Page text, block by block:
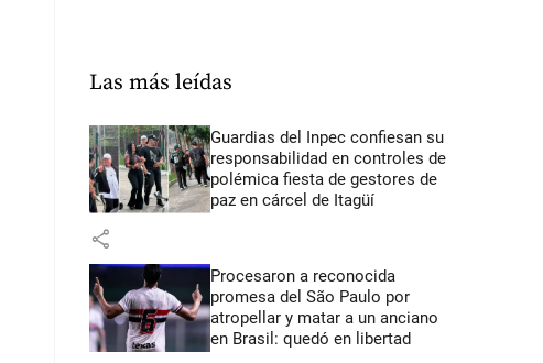
Las más leídas
Guardias del Inpec confiesan su
responsabilidad en controles de
polémica fiesta de gestores de
paz en cárcel de Itagüí
share
Procesaron a reconocida
promesa del São Paulo por
atropellar y matar a un anciano
en Brasil: quedó en libertad